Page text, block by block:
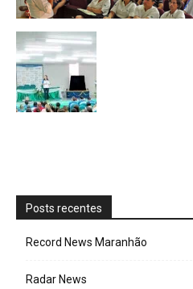
Posts recentes
Record News Maranhão
Radar News